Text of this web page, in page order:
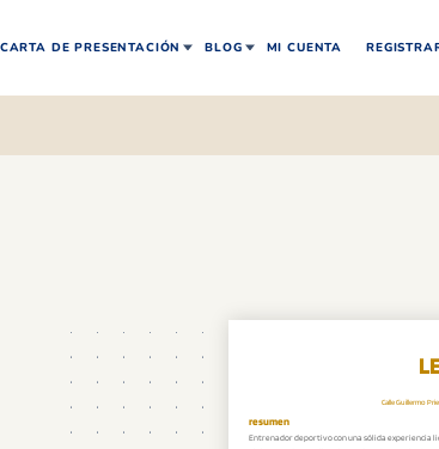
CARTA DE PRESENTACIÓN BLOG MI CUENTA